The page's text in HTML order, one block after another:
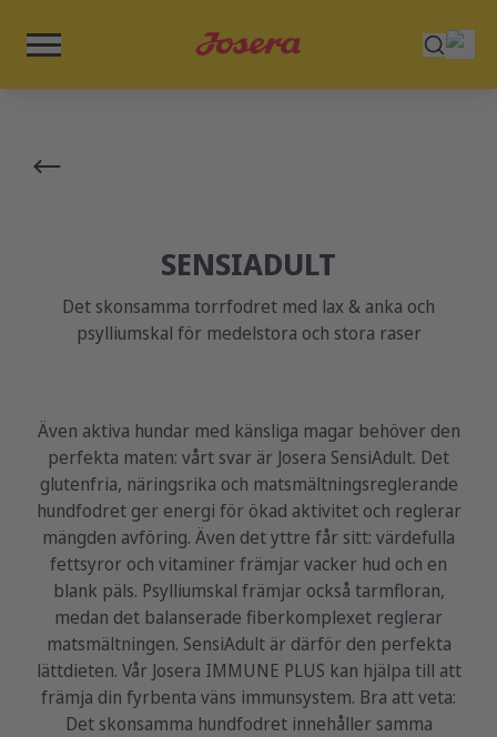
SENSIADULT
Det skonsamma torrfodret med lax & anka och
psylliumskal för medelstora och stora raser
Även aktiva hundar med känsliga magar behöver den
perfekta maten: vårt svar är Josera SensiAdult. Det
glutenfria, näringsrika och matsmältningsreglerande
hundfodret ger energi för ökad aktivitet och reglerar
mängden avföring. Även det yttre får sitt: värdefulla
fettsyror och vitaminer främjar vacker hud och en
blank päls. Psylliumskal främjar också tarmfloran,
medan det balanserade fiberkomplexet reglerar
matsmältningen. SensiAdult är därför den perfekta
lättdieten. Vår Josera IMMUNE PLUS kan hjälpa till att
främja din fyrbenta väns immunsystem. Bra att veta:
Det skonsamma hundfodret innehåller samma